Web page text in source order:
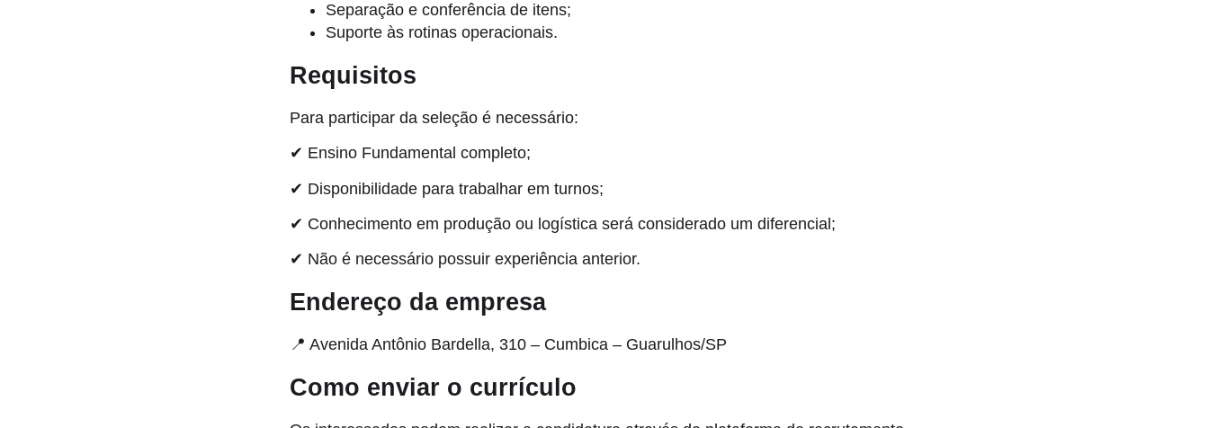
Separação e conferência de itens;
Suporte às rotinas operacionais.
Requisitos
Para participar da seleção é necessário:
✔ Ensino Fundamental completo;
✔ Disponibilidade para trabalhar em turnos;
✔ Conhecimento em produção ou logística será considerado um diferencial;
✔ Não é necessário possuir experiência anterior.
Endereço da empresa
📍 Avenida Antônio Bardella, 310 – Cumbica – Guarulhos/SP
Como enviar o currículo